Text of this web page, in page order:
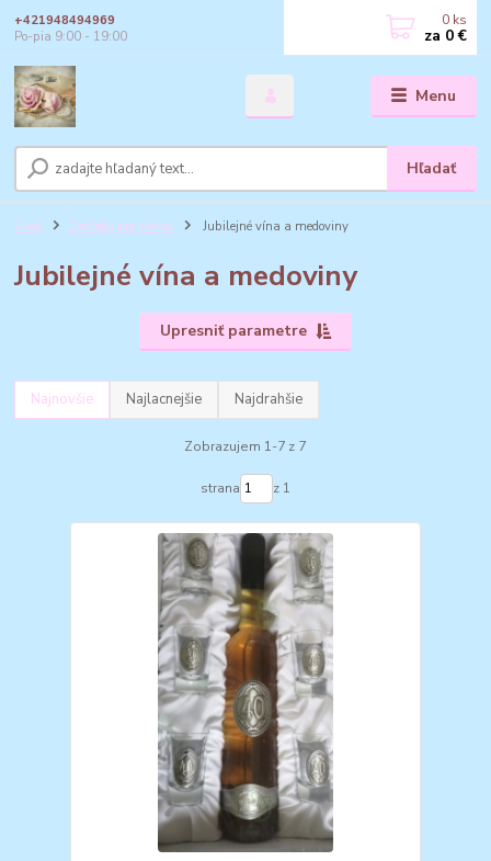
Menu
Hľadať
+421948494969
Po-pia 9:00 - 19:00
0 ks
za 0 €
Úvod Darčeky pre pánov Jubilejné vína a medoviny
Jubilejné vína a medoviny
Upresniť parametre
Najnovšie Najlacnejšie Najdrahšie
Zobrazujem 1-7 z 7
strana z 1